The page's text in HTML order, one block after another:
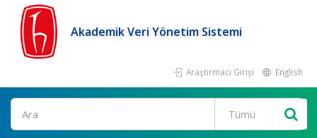
Akademik Veri Yönetim Sistemi
Araştırmacı Girişi English
Ara